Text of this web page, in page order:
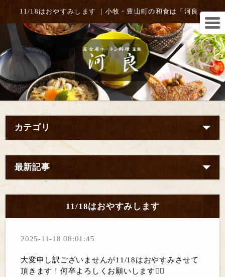
11/18はおやすみします ｜小牧・豊山町の和食は「河良」
カテゴリ
最新記事
11/18はおやすみします
2025-11-18 08:01:45
大変申し訳ございませんが11/18はおやすみさせて
頂きます！何卒よろしくお願いします🙇‍♂️